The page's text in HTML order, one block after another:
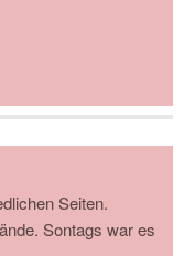
Seiten.
Sontags war es